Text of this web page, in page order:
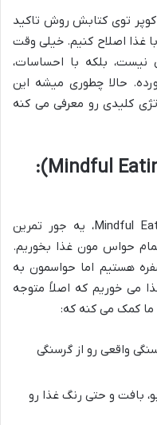
توی کتابش روش تاکید
غذا اصلاح کنیم. خیلی وقت
نیست، بلکه با احساسات،
حالا چطوری میشه این
کلیدی رو معرفی می کنه
مراقبه خوردن آگاهانه (Mindful Eating):
مراقبه خوردن آگاهانه یا همون Mindful Eating، یه جور تمرین
حواس مون غذا بخوریم.
هستیم اما حواسمون به
می خوریم که اصلاً متوجه
کمک می کنه که:
واقعی رو از گرسنگی
بافت و حتی رنگ غذا رو